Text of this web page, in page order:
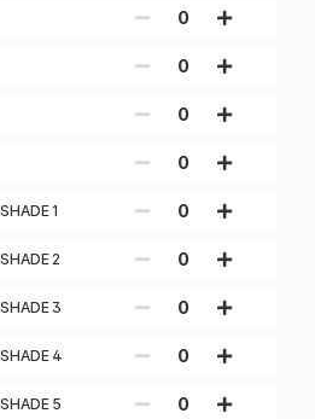
0
0
0
0
1 0
2 0
3 0
4 0
5 0